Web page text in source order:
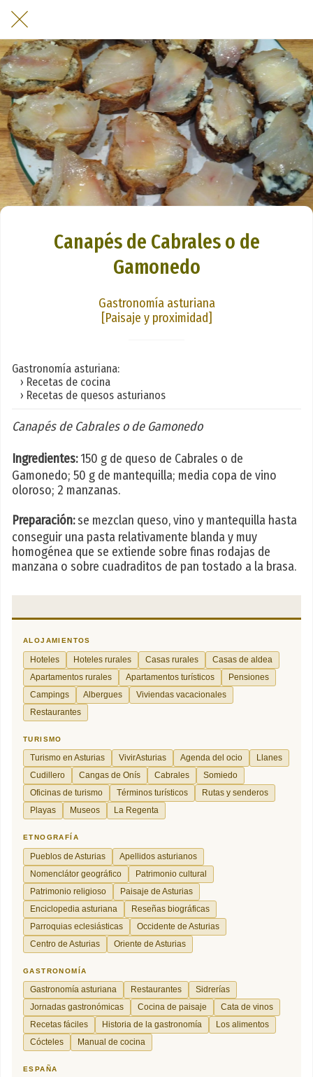
Canapés de Cabrales o de
Gamonedo
Gastronomía asturiana
[Paisaje y proximidad]
Gastronomía asturiana:
› Recetas de cocina
› Recetas de quesos asturianos
Canapés de Cabrales o de Gamonedo
Ingredientes:150 g de queso de Cabrales o de
Gamonedo; 50 g de mantequilla; media copa de vino
oloroso; 2 manzanas.
Preparación:se mezclan queso, vino y mantequilla hasta
conseguir una pasta relativamente blanda y muy
homogénea que se extiende sobre finas rodajas de
manzana o sobre cuadraditos de pan tostado a la brasa.